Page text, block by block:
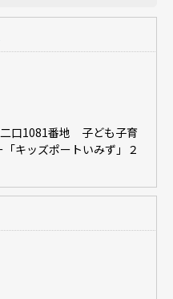
口1081番地 子ども子育
キッズポートいみず」２